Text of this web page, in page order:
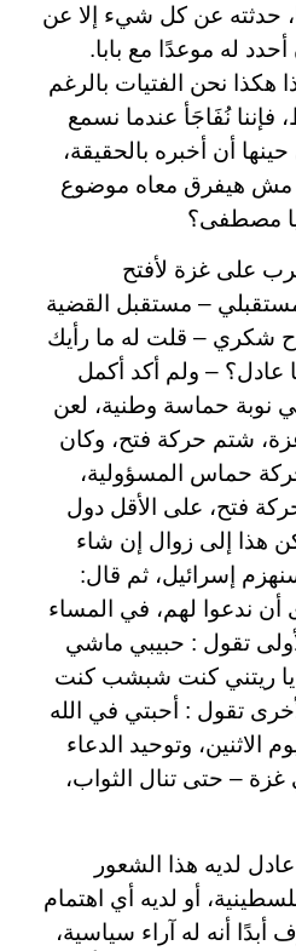
حدثته عن كل شيء إلا عن
له موعدًا مع بابا.
هكذا نحن الفتيات بالرغم
فإننا نُفَاجَأ عندما نسمع
أن أخبره بالحقيقة،
مش هيفرق معاه موضوع
يا مصطفى؟
على غزة لأفتح
– مستقبل القضية
شكري – قلت له ما رأيك
عادل؟ – ولم أكد أكمل
نوبة حماسة وطنية، لعن
شتم حركة فتح، وكان
حماس المسؤولية،
فتح، على الأقل دول
هذا إلى زوال إن شاء
إسرائيل، ثم قال:
أن ندعوا لهم، في المساء
تقول : حبيبي ماشي
يا ريتني كنت شبشب كنت
تقول : أحبتي في الله
الاثنين، وتوحيد الدعاء
غزة – حتى تنال الثواب،
لديه هذا الشعور
أو لديه أي اهتمام
أبدًا أنه له آراء سياسية،